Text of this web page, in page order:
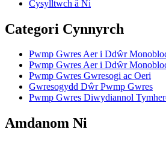
Cysylltwch â Ni
Categori Cynnyrch
Pwmp Gwres Aer i Ddŵr
Pwmp Gwres Aer i Ddŵr
Pwmp Gwres Gwresogi ac Oeri
Gwresogydd Dŵr Pwmp Gwres
Pwmp Gwres Diwydiannol
Amdanom Ni